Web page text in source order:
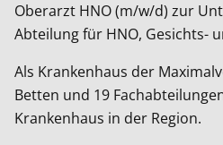
Oberarzt HNO (m/w/d) zur
Abteilung für HNO, Gesichts-
Als Krankenhaus der
Betten und 19
Krankenhaus in der Region.